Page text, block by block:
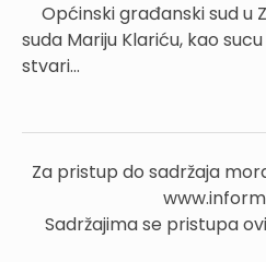
Općinski građanski sud u
suda Mariju Klariću, kao
stvari...
Za pristup do sadržaja
Sadržajima se pristupa